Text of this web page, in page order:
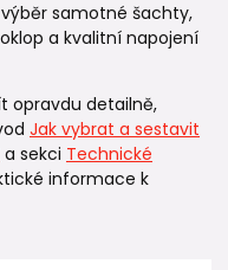
samotné šachty,
a kvalitní napojení
opravdu detailně,
Jak vybrat a sestavit
a sekci Technické
informace k